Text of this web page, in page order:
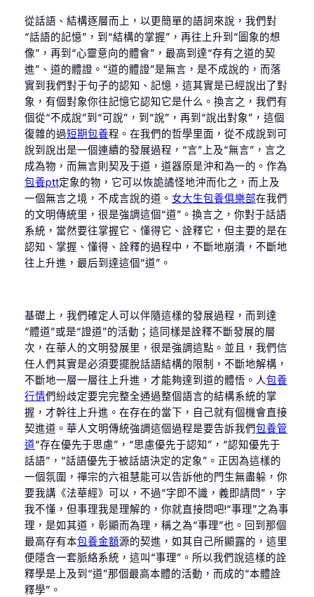
從話語、結構逐層而上，以更簡單的語詞來說，我們對
“話語的記憶”，到“結構的掌握”，再往上升到“圖象的想
像”，再到“心靈意向的體會”，最高到達“存有之道的契
進”、道的體證。“道的體證”是無言，是不成說的，而落
實到我們對于句子的認知、記憶，這其實是已經說出了對
象，有個對象你往記憶它認知它是什么。換言之，我們有
個從“不成說”到“可說”，到“說”，再到“說出對象”，這個
復雜的過短期包養程。在我們的哲學里面，從不成說到可
說到說出是一個連續的發展過程，“言”上及“無言”，言之
成為物，而無言則契及于道，道器原是沖和為一的。作為
包養ptt定象的物，它可以恢詭譎怪地沖而化之，而上及
一個無言之境，不成言說的道。 女大生包養俱樂部在我們
的文明傳統里，很是強調這個“道”。換言之，你對于話語
系統，當然要往掌握它、懂得它、詮釋它，但主要的是在
認知、掌握、懂得、詮釋的過程中，不斷地崩潰，不斷地
往上升進，最后到達這個“道”。
基礎上，我們確定人可以伴隨這樣的發展過程，而到達
“體道”或是“證道”的活動；這同樣是詮釋不斷發展的層
次，在華人的文明發展里，很是強調這點。並且，我們信
任人們其實是必須要擺脫話語結構的限制，不斷地解構，
不斷地一層一層往上升進，才能夠達到道的體悟。人包養
行情們紛歧定要完完整全通過整個語言的結構系統的掌
握，才幹往上升進。在存在的當下，自己就有個機會直接
契進道。華人文明傳統強調這個過程是要告訴我們包養管
道“存在優先于思慮”，“思慮優先于認知”，“認知優先于
話語”，“話語優先于被話語決定的定象”。正因為這樣的
一個氛圍，禪宗的六祖慧能可以告訴他的門生無盡躲，你
要我講《法華經》可以，不過“字即不識，義即請問”，字
我不懂，但事理我是理解的，你就直接問吧!“事理”之為事
理，是如其道，彰顯而為理，稱之為“事理”也。回到那個
最高存有本包養金額源的契進，如其自己所顯露的，這里
便隱含一套脈絡系統，這叫“事理”。所以我們說這樣的詮
釋學是上及到“道”那個最高本體的活動，而成的“本體詮
釋學”。